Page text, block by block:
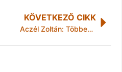
KÖVETKEZŐ CIKK
Aczél Zoltán: Többen lettünk, de még nem erősödött a csapatom